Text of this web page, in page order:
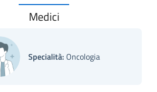
Medici
Specialità: Oncologia